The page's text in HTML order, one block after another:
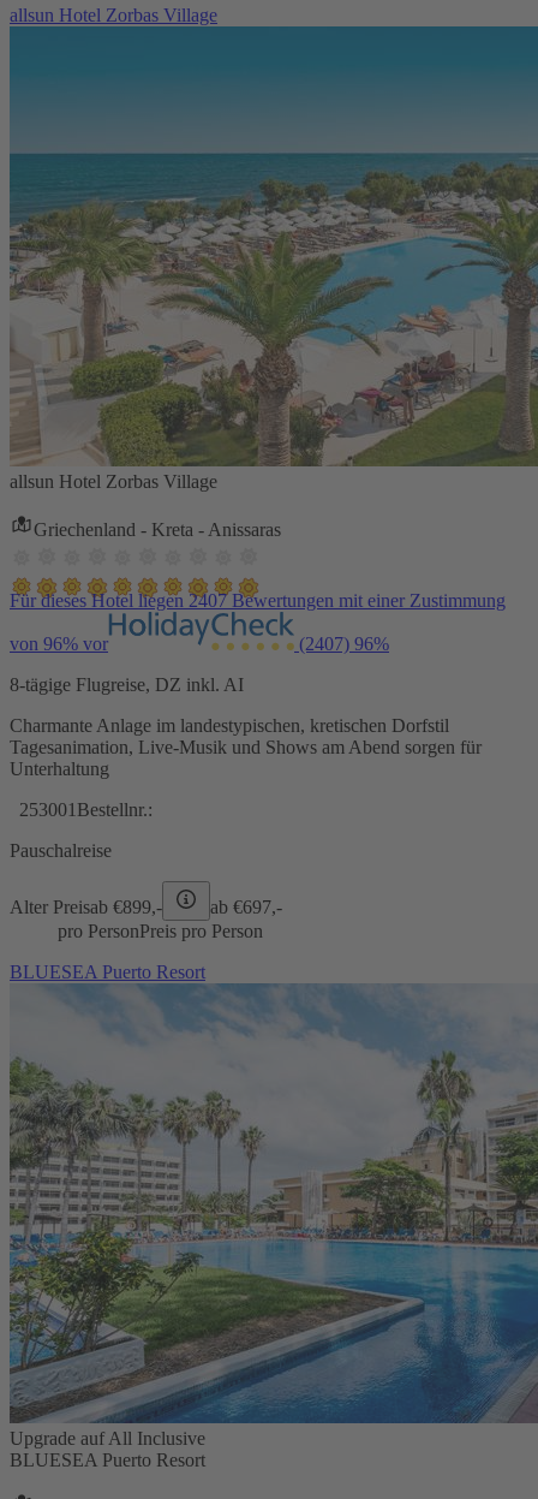
allsun Hotel Zorbas Village
allsun Hotel Zorbas Village
Griechenland - Kreta - Anissaras
Für dieses Hotel liegen 2407 Bewertungen mit einer Zustimmung
von 96% vor (2407) 96%
8-tägige Flugreise, DZ inkl. AI
Charmante Anlage im landestypischen, kretischen Dorfstil
Tagesanimation, Live-Musik und Shows am Abend sorgen für
Unterhaltung
253001 Bestellnr.:
Pauschalreise
Alter Preisab €899,- ab €697,-
pro PersonPreis pro Person
BLUESEA Puerto Resort
Upgrade auf All Inclusive
BLUESEA Puerto Resort